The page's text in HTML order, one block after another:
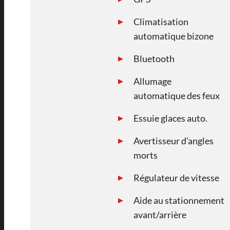
Climatisation
automatique bizone
Bluetooth
Allumage
automatique des feux
Essuie glaces auto.
Avertisseur d’angles
morts
Régulateur de vitesse
Aide au stationnement
avant/arrière